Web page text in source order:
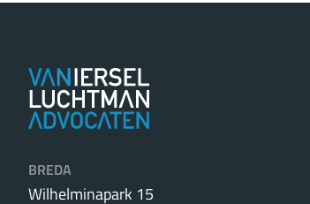
BREDA
Wilhelminapark 15